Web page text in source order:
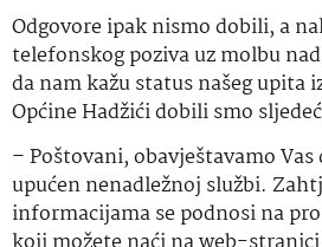
Odgovore ipak nismo dobili, a
telefonskog poziva uz molbu
da nam kažu status našeg upita
Općine Hadžići dobili smo
– Poštovani, obavještavamo Vas
upućen nenadležnoj službi.
informacijama se podnosi na